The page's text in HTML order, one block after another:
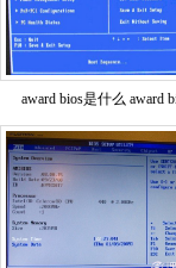
award bios是什么 award